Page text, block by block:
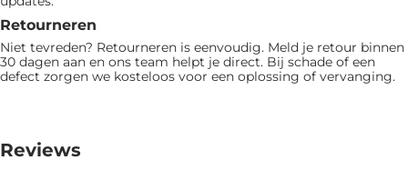
Retourneren
Niet tevreden? Retourneren is eenvoudig. Meld je retour binnen
30 dagen aan en ons team helpt je direct. Bij schade of een
defect zorgen we kosteloos voor een oplossing of vervanging.
Reviews